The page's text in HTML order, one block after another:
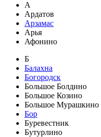
А
Ардатов
Арзамас
Арья
Афонино
Б
Балахна
Богородск
Большое Болдино
Большое Козино
Большое Мурашкино
Бор
Буревестник
Бутурлино